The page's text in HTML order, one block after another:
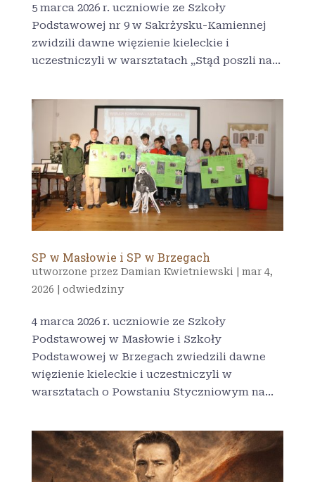
5 marca 2026 r. uczniowie ze Szkoły
Podstawowej nr 9 w Sakrżysku-Kamiennej
zwidzili dawne więzienie kieleckie i
uczestniczyli w warsztatach „Stąd poszli na...
SP w Masłowie i SP w Brzegach
utworzone przez Damian Kwietniewski
mar 4,
2026
odwiedziny
4 marca 2026 r. uczniowie ze Szkoły
Podstawowej w Masłowie i Szkoły
Podstawowej w Brzegach zwiedzili dawne
więzienie kieleckie i uczestniczyli w
warsztatach o Powstaniu Styczniowym na...